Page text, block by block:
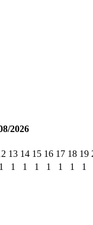
2026
13 14 15 16 17 18 19
1 1 1 1 1 1 1 1